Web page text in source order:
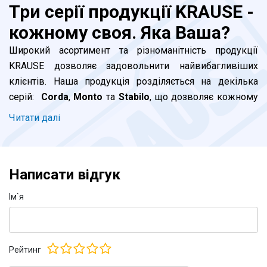
Три серії продукції KRAUSE -
кожному своя. Яка Ваша?
Широкий асортимент та різноманітність продукції
KRAUSE дозволяє задовольнити найвибагливіших
клієнтів. Наша продукція розділяється на декілька
серій:
Corda, Monto та Stabilo, що дозволяє кожному
клієнту підібрати відповідну до його потреб драбину. В
Серія Corda.Ідеально підходить для побутового
задовольнить клієнтів, які планують нечасте
виробництві використовується алюмінієвий профіль
стандартної товщини. Опорна траверса у приставних та
Читати далi
Написати відгук
Iм`я
Рейтинг